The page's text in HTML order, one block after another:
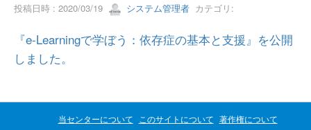
投稿日時 : 2020/03/19 システム管理者 カテゴリ:
『e-Learningで学ぼう：依存症の基本と支援』を公開
しました。
当センターについて このサイトについて 著作権について